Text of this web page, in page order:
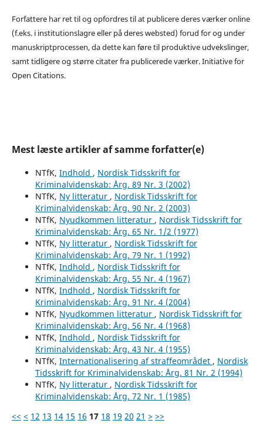
Forfattere har ret til og opfordres til at publicere deres værker online
(f.eks. i institutionslagre eller på deres websted) forud for og under
manuskriptprocessen, da dette kan føre til produktive udvekslinger,
samt tidligere og større citater fra publicerede værker. Initiative for
Open Citations.
Mest læste artikler af samme forfatter(e)
NTfK, Indhold , Nordisk Tidsskrift for
Kriminalvidenskab: Årg. 89 Nr. 3 (2002)
NTfK, Ny litteratur , Nordisk Tidsskrift for
Kriminalvidenskab: Årg. 90 Nr. 2 (2003)
NTfK, Nyudkommen litteratur , Nordisk Tidsskrift for
Kriminalvidenskab: Årg. 65 Nr. 1/2 (1977)
NTfK, Ny litteratur , Nordisk Tidsskrift for
Kriminalvidenskab: Årg. 79 Nr. 1 (1992)
NTfK, Indhold , Nordisk Tidsskrift for
Kriminalvidenskab: Årg. 55 Nr. 4 (1967)
NTfK, Indhold , Nordisk Tidsskrift for
Kriminalvidenskab: Årg. 91 Nr. 4 (2004)
NTfK, Nyudkommen litteratur , Nordisk Tidsskrift for
Kriminalvidenskab: Årg. 56 Nr. 4 (1968)
NTfK, Indhold , Nordisk Tidsskrift for
Kriminalvidenskab: Årg. 43 Nr. 4 (1955)
NTfK, Internationalisering af straffeområdet , Nordisk
Tidsskrift for Kriminalvidenskab: Årg. 81 Nr. 2 (1994)
NTfK, Ny litteratur , Nordisk Tidsskrift for
Kriminalvidenskab: Årg. 72 Nr. 1 (1985)
<< < 12 13 14 15 16 17 18 19 20 21 > >>